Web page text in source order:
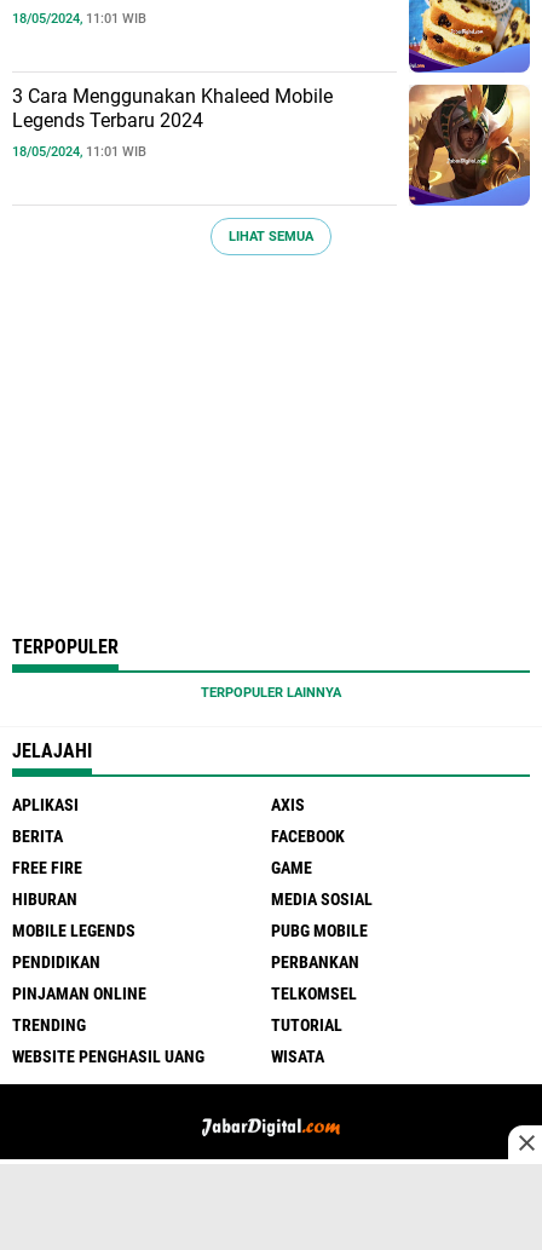
18/05/2024, 11:01 WIB
3 Cara Menggunakan Khaleed Mobile
Legends Terbaru 2024
18/05/2024, 11:01 WIB
LIHAT SEMUA
TERPOPULER
TERPOPULER LAINNYA
JELAJAHI
APLIKASI
AXIS
BERITA
FACEBOOK
FREE FIRE
GAME
HIBURAN
MEDIA SOSIAL
MOBILE LEGENDS
PUBG MOBILE
PENDIDIKAN
PERBANKAN
PINJAMAN ONLINE
TELKOMSEL
TRENDING
TUTORIAL
WEBSITE PENGHASIL UANG
WISATA